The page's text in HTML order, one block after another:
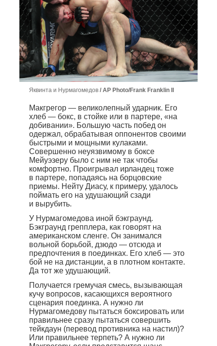
Яквинта и Нурмагомедов AP Photo/Frank Franklin II
Макгрегор — великолепный ударник. Его
хлеб — бокс, в стойке или в партере, «на
добивании». Большую часть побед он
одержал, обрабатывая оппонентов своими
быстрыми и мощными кулаками.
Совершенно неуязвимому в боксе
Мейуэзеру было с ним не так чтобы
комфортно. Проигрывал ирландец тоже
в партере, попадаясь на борцовские
приемы. Нейту Диасу, к примеру, удалось
поймать его на удушающий сзади
и вырубить.
У Нурмагомедова иной бэкграунд.
Бэкграунд грепплера, как говорят на
американском сленге. Он занимался
вольной борьбой, дзюдо — отсюда и
предпочтения в поединках. Его хлеб — это
бой не на дистанции, а в плотном контакте.
Да тот же удушающий.
Получается гремучая смесь, вызывающая
кучу вопросов, касающихся вероятного
сценария поединка. А нужно ли
Нурмагомедову пытаться боксировать или
правильнее сразу пытаться совершить
тейкдаун (перевод противника на настил)?
Или правильнее терпеть? А нужно ли